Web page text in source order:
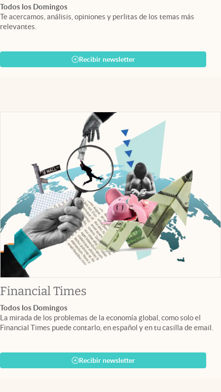
Todos los Domingos
Te acercamos, análisis, opiniones y perlitas de los temas más
relevantes.
Recibir newsletter
Financial Timesabre en nueva pestaña
Todos los Domingos
La mirada de los problemas de la economía global, como solo el
Financial Times puede contarlo, en español y en tu casilla de email.
Recibir newsletter